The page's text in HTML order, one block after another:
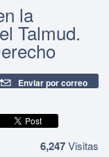
la
Talmud.
Enviar por correo
6,247Visitas